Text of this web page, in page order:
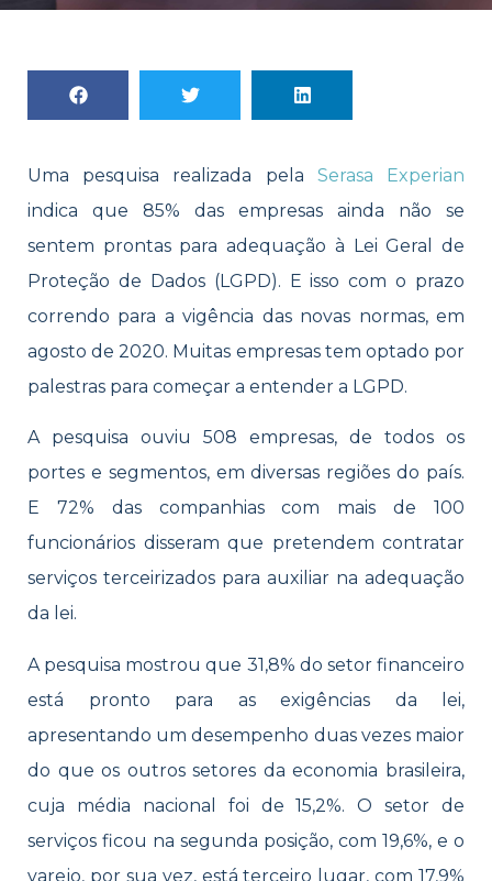
Uma pesquisa realizada pela Serasa Experian
indica que 85% das empresas ainda não se
sentem prontas para adequação à Lei Geral de
Proteção de Dados (LGPD). E isso com o prazo
correndo para a vigência das novas normas, em
agosto de 2020. Muitas empresas tem optado por
palestras para começar a entender a LGPD.
A pesquisa ouviu 508 empresas, de todos os
portes e segmentos, em diversas regiões do país.
E 72% das companhias com mais de 100
funcionários disseram que pretendem contratar
serviços terceirizados para auxiliar na adequação
da lei.
A pesquisa mostrou que 31,8% do setor financeiro
está pronto para as exigências da lei,
apresentando um desempenho duas vezes maior
do que os outros setores da economia brasileira,
cuja média nacional foi de 15,2%. O setor de
serviços ficou na segunda posição, com 19,6%, e o
varejo, por sua vez, está terceiro lugar, com 17,9%